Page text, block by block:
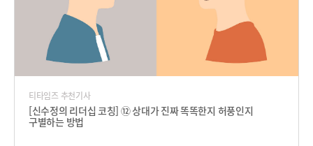
티타임즈 추천기사
[신수정의 리더십 코칭] ⑫ 상대가 진짜 똑똑한지 허풍인지
구별하는 방법